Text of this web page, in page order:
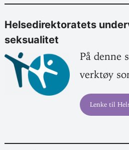
Helse­di­rek­to­ratets
seksualitet
På denne
verktøy
Lenke til